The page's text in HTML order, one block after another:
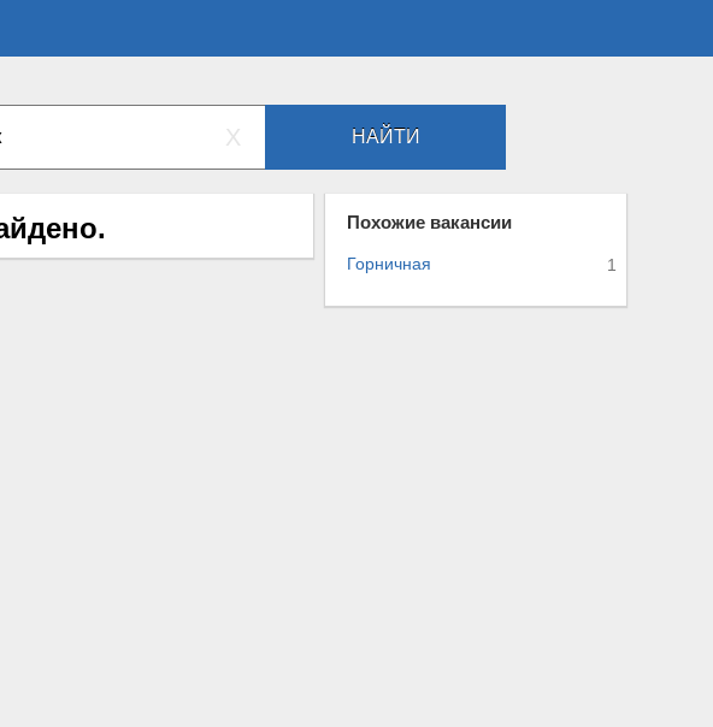
X НАЙТИ
Похожие вакансии
Горничная 1